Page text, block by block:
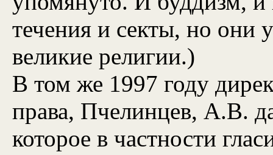
течения и секты, но они
великие религии.)
В том же 1997 году
права, Пчелинцев, А.В.
которое в частности